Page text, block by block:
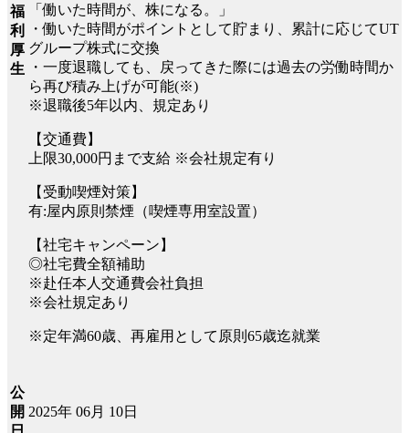
福
利
厚
生
「働いた時間が、株になる。」
・働いた時間がポイントとして貯まり、累計に応じてUT
グループ株式に交換
・一度退職しても、戻ってきた際には過去の労働時間か
ら再び積み上げが可能(※)
※退職後5年以内、規定あり
【交通費】
上限30,000円まで支給 ※会社規定有り
【受動喫煙対策】
有:屋内原則禁煙（喫煙専用室設置）
【社宅キャンペーン】
◎社宅費全額補助
※赴任本人交通費会社負担
※会社規定あり
※定年満60歳、再雇用として原則65歳迄就業
公
開 2025年 06月 10日